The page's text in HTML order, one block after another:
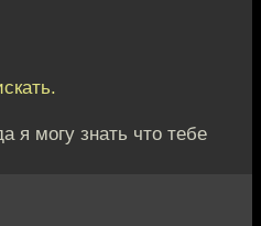
я могу знать что тебе